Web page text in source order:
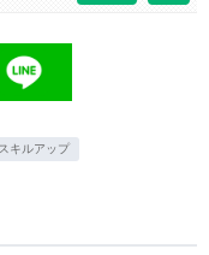
スキルアップ